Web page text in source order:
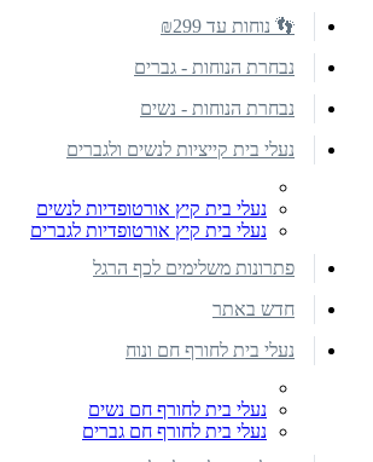
👣 נוחות עד ₪299
נבחרת הנוחות - גברים
נבחרת הנוחות - נשים
נעלי בית קייציות לנשים ולגברים
נעלי בית קיץ אורטופדיות לנשים
נעלי בית קיץ אורטופדיות לגברים
פתרונות משלימים לכף הרגל
חדש באתר
נעלי בית לחורף חם ונוח
נעלי בית לחורף חם נשים
נעלי בית לחורף חם גברים